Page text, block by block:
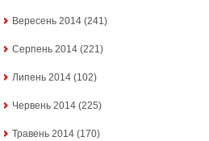
Вересень 2014 (241)
Серпень 2014 (221)
Липень 2014 (102)
Червень 2014 (225)
Травень 2014 (170)